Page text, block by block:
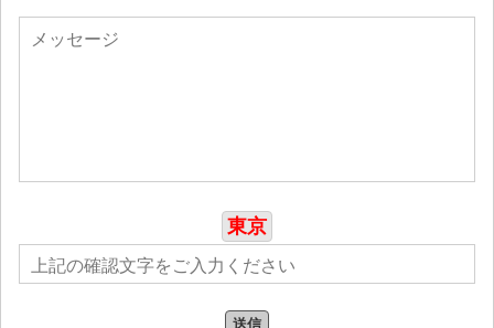
「年間最優秀シングル」にノミネートされ、アメリカの
東京
送信